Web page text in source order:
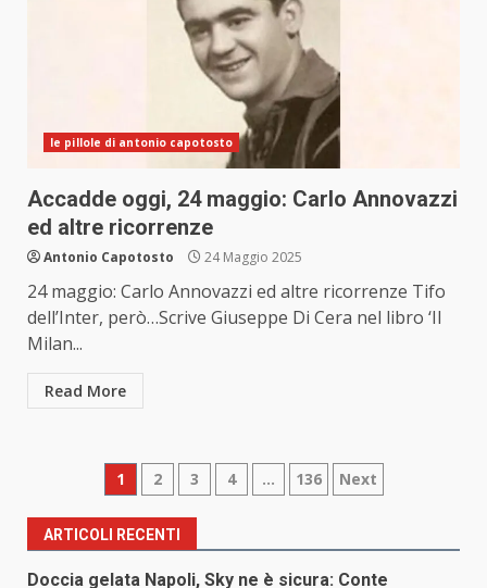
le pillole di antonio capotosto
Accadde oggi, 24 maggio: Carlo Annovazzi
ed altre ricorrenze
Antonio Capotosto 24 Maggio 2025
24 maggio: Carlo Annovazzi ed altre ricorrenze Tifo
dell’Inter, però…Scrive Giuseppe Di Cera nel libro ‘Il
Milan...
Read More
Paginazione
degli
articoli
1 2 3 4 … 136 Next
ARTICOLI RECENTI
Doccia gelata Napoli, Sky ne è sicura: Conte